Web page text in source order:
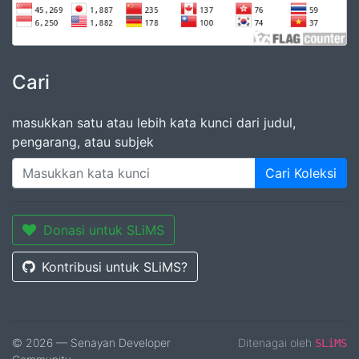
Cari
masukkan satu atau lebih kata kunci dari judul,
pengarang, atau subjek
Cari Koleksi
Donasi untuk SLiMS
Kontribusi untuk SLiMS?
© 2026 — Senayan Developer
Ditenagai oleh SLiMS